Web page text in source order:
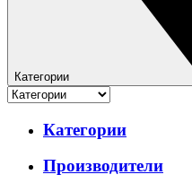
Категории
Категории
Производители